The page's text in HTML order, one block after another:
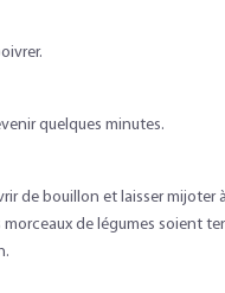
quelques minutes.
de bouillon et laisser mijoter
morceaux de légumes soient